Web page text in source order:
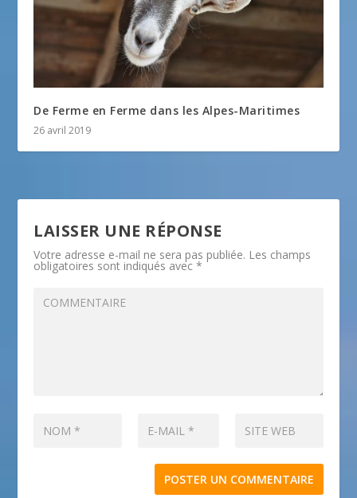
De Ferme en Ferme dans les Alpes-Maritimes
26 avril 2019
LAISSER UNE RÉPONSE
Votre adresse e-mail ne sera pas publiée. Les champs
obligatoires sont indiqués avec*